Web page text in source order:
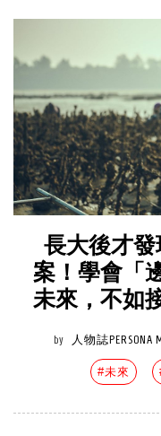
長大後才
案！學會「
未來，不如
by 人物誌PERSONA
#未來